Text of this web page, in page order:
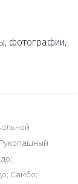
фотографии,
Самбо;